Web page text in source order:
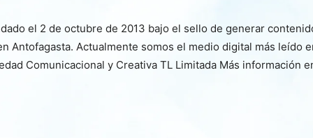
el 2 de octubre de 2013 bajo el sello de generar
Antofagasta. Actualmente somos el medio digital más leído
Comunicacional y Creativa TL Limitada Más información